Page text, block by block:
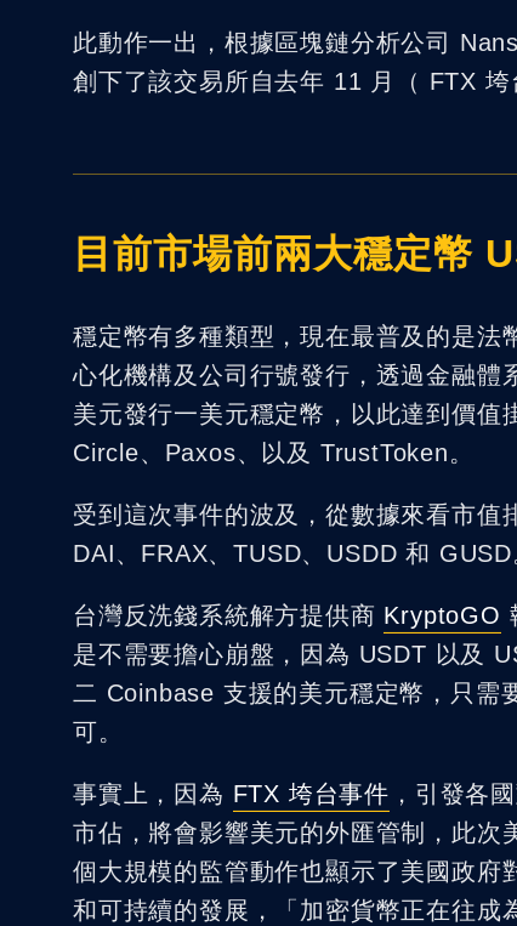
此動作一出，根據區塊鏈分析公司
創下了該交易所自去年 11 月（ FTX 垮
目前市場前兩大穩定幣
穩定幣有多種類型，現在最普及的是法
心化機構及公司行號發行，透過金融體
美元發行一美元穩定幣，以此達到價值
Circle、Paxos、以及 TrustToken。
受到這次事件的波及，從數據來看市
DAI、FRAX、TUSD、USDD 和 GUSD
台灣反洗錢系統解方提供商 KryptoGO
是不需要擔心崩盤，因為 USDT 以及
二 Coinbase 支援的美元穩定幣，只需
可。
事實上，因為 FTX 垮台事件 ，引發各
市佔，將會影響美元的外匯管制，此次
個大規模的監管動作也顯示了美國政府
和可持續的發展，「加密貨幣正在往成